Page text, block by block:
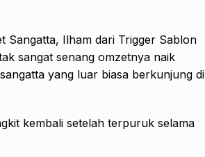
Sangatta, Ilham dari Trigger Sablon
sangat senang omzetnya naik
yang luar biasa berkunjung di
kembali setelah terpuruk selama